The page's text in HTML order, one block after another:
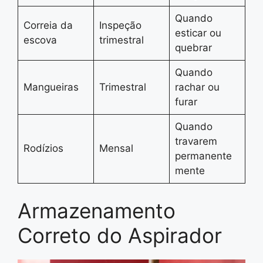
Correia da
escova
Inspeção
trimestral
Quando
esticar ou
quebrar
Mangueiras Trimestral
Quando
rachar ou
furar
Rodízios Mensal
Quando
travarem
permanente
mente
Armazenamento
Correto do Aspirador